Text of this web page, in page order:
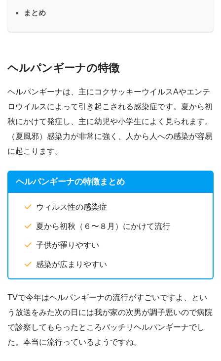
まとめ
ヘルパンギーナの特徴
ヘルパンギーナは、主にコクサッキーウイルスAやエンテ
ロウイルスによって引き起こされる感染症です。夏から初
秋にかけて発症し、主に幼児や小学生によく見られます。
（夏風邪）感染力が非常に強く、人から人への感染が容易
に起こります。
ヘルパンギーナの特徴まとめ
ウィルス性の感染症
夏から初秋（６〜８月）にかけて流行
子供が罹りやすい
感染が広まりやすい
TVで今年はヘルパンギーナの流行がすごいですよ、とい
う放送をみた次の日には我が家の次男が調子悪いので病院
で診察してもらったところバッチリヘルパンギーナでし
た。本当に流行っているようですね。